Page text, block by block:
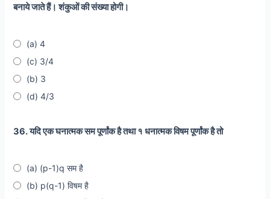
बनाये जाते हैं। शंकुओं की संख्या होगी।
(a) 4
(c) 3/4
(b) 3
(d) 4/3
36. यदि एक घनात्मक सम पूर्णांक है तथा १ धनात्मक विषम पूर्णांक है तो
(a) (p-1)q सम है
(b) p(q-1) विषम है